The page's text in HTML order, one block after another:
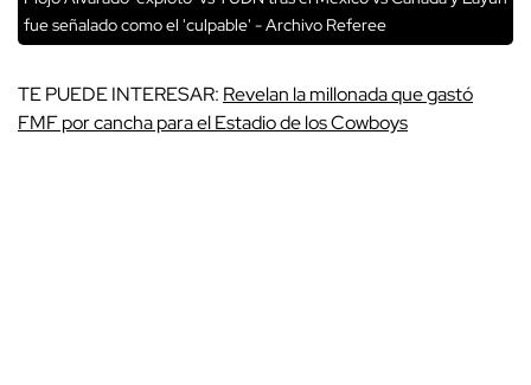
fue señalado como el 'culpable' - Archivo Referee
TE PUEDE INTERESAR: Revelan la millonada que gastó
FMF por cancha para el Estadio de los Cowboys